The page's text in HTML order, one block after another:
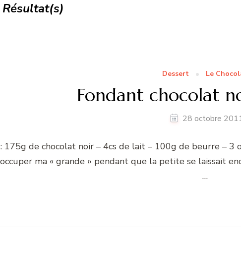
Résultat(s)
Dessert Le
Fondant chocolat
28 octobre
175g de chocolat noir – 4cs de lait – 100g de beurre –
ma « grande » pendant que la petite se laissait
…